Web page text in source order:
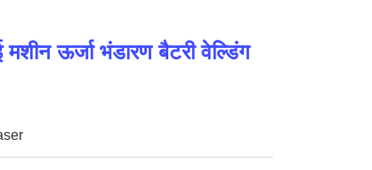
ऊर्जा भंडारण बैटरी वेल्डिंग